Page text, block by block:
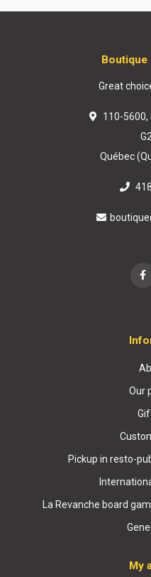
Boutique
Great
110-5600,
Québec
Our
Pickup in resto-
La Revanche board
My